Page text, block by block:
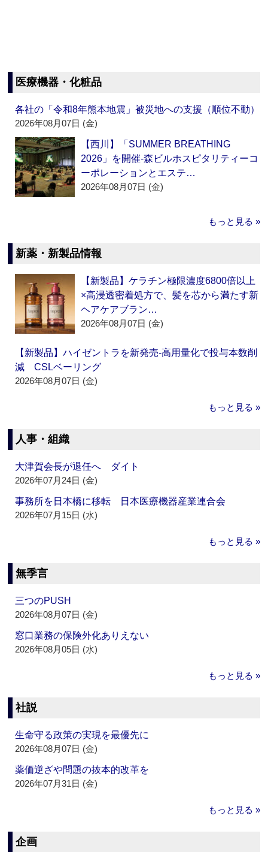
医療機器・化粧品
各社の「令和8年熊本地震」被災地への支援（順位不動）
2026年08月07日 (金)
【西川】「SUMMER BREATHING
2026」を開催‐森ビルホスピタリティーコ
ーポレーションとエステ…
2026年08月07日 (金)
もっと見る »
新薬・新製品情報
【新製品】ケラチン極限濃度6800倍以上
×高浸透密着処方で、髪を芯から満たす新
ヘアケアブラン…
2026年08月07日 (金)
【新製品】ハイゼントラを新発売‐高用量化で投与本数削
減 CSLベーリング
2026年08月07日 (金)
もっと見る »
人事・組織
大津賀会長が退任へ ダイト
2026年07月24日 (金)
事務所を日本橋に移転 日本医療機器産業連合会
2026年07月15日 (水)
もっと見る »
無季言
三つのPUSH
2026年08月07日 (金)
窓口業務の保険外化ありえない
2026年08月05日 (水)
もっと見る »
社説
生命守る政策の実現を最優先に
2026年08月07日 (金)
薬価逆ざや問題の抜本的改革を
2026年07月31日 (金)
もっと見る »
企画